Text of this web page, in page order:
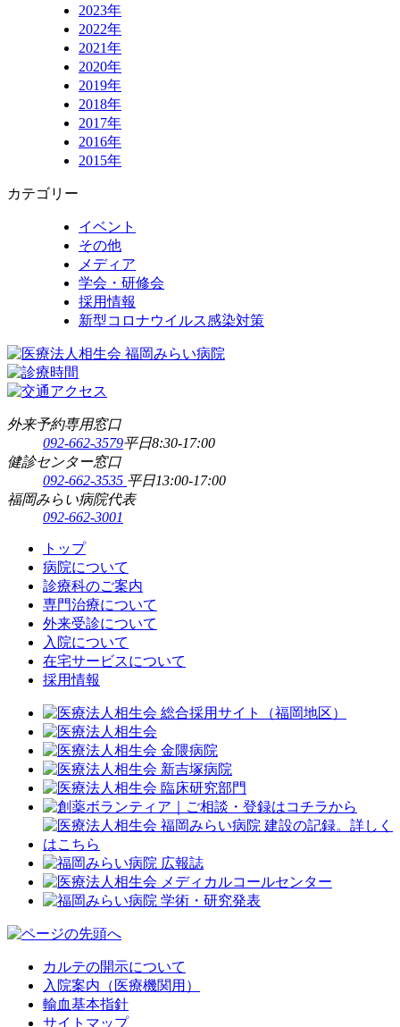
2023年
2022年
2021年
2020年
2019年
2018年
2017年
2016年
2015年
カテゴリー
イベント
その他
メディア
学会・研修会
採用情報
新型コロナウイルス感染対策
外来予約専用窓口
092-662-3579平日8:30-17:00
健診センター窓口
092-662-3535 平日13:00-17:00
福岡みらい病院代表
092-662-3001
トップ
病院について
診療科のご案内
専門治療について
外来受診について
入院について
在宅サービスについて
採用情報
カルテの開示について
入院案内（医療機関用）
輸血基本指針
サイトマップ